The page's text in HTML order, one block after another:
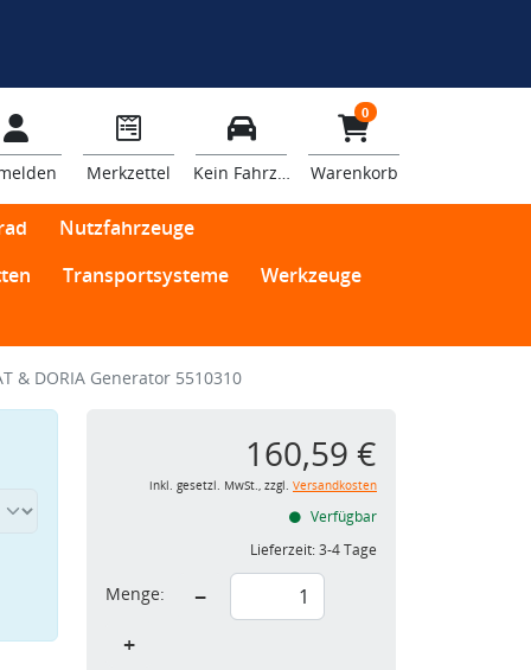
Merkzettel Kein Fahrzeug
0
Warenkorb
Nutzfahrzeuge
Transportsysteme Werkzeuge
& DORIA Generator 5510310
160,59 €
inkl. gesetzl. MwSt., zzgl. Versandkosten
Verfügbar
Lieferzeit:3-4 Tage
Menge:
−
+